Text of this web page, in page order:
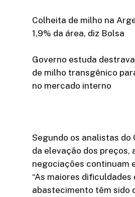
Colheita de milho na
1,9% da área, diz Bolsa
Governo estuda
de milho transgênico
no mercado interno
Segundo os analistas do
da elevação dos preços,
negociações continuam
“As maiores dificuldades
abastecimento têm sido